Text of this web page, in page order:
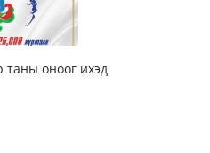
таны оноог ихэд